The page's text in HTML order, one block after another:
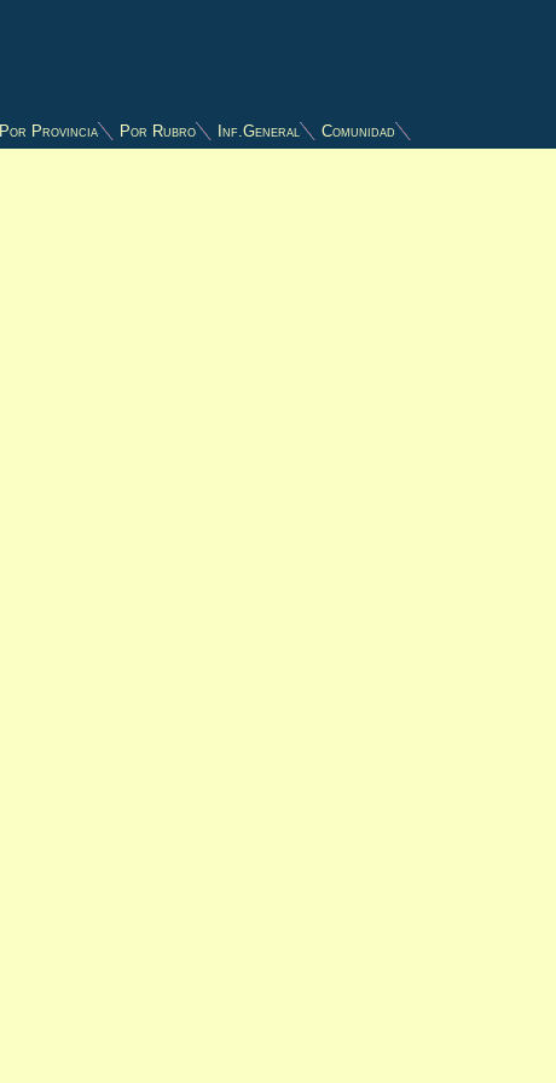
Por Provincia Por Rubro Inf.General Comunidad